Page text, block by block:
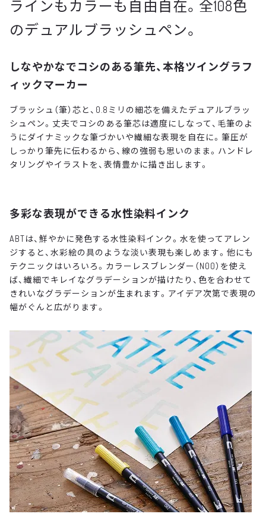
ラインもカラーも自由自在。全108色
のデュアルブラッシュペン。
しなやかなでコシのある筆先、本格ツイングラフ
ィックマーカー
ブラッシュ（筆）芯と、0.8ミリの細芯を備えたデュアルブラッ
シュペン。丈夫でコシのある筆芯は適度にしなって、毛筆のよ
うにダイナミックな筆づかいや繊細な表現を自在に。筆圧が
しっかり筆先に伝わるから、線の強弱も思いのまま。ハンドレ
タリングやイラストを、表情豊かに描き出します。
多彩な表現ができる水性染料インク
ABTは、鮮やかに発色する水性染料インク。水を使ってアレン
ジすると、水彩絵の具のような淡い表現も楽しめます。他にも
テクニックはいろいろ。カラーレスブレンダー（N00）を使え
ば、繊細でキレイなグラデーションが描けたり、色を合わせて
きれいなグラデーションが生まれます。アイデア次第で表現の
幅がぐんと広がります。